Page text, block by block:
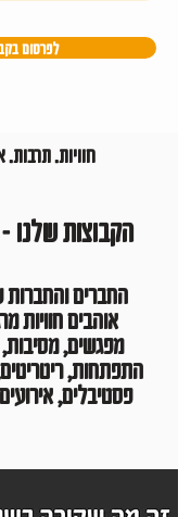
לפרסום
חוויות.
הקבוצות
החברים
אוהבים חוויות
מפגשים,
התפתחות,
פסטיבלים,